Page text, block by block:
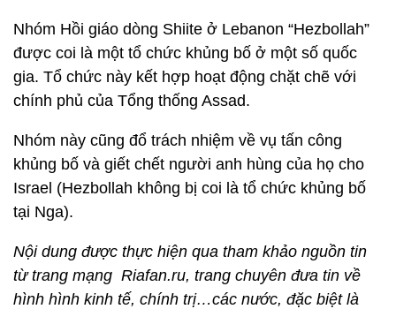
Nhóm Hồi giáo dòng Shiite ở Lebanon “Hezbollah”
được coi là một tổ chức khủng bố ở một số quốc
gia. Tổ chức này kết hợp hoạt động chặt chẽ với
chính phủ của Tổng thống Assad.
Nhóm này cũng đổ trách nhiệm về vụ tấn công
khủng bố và giết chết người anh hùng của họ cho
Israel (Hezbollah không bị coi là tổ chức khủng bố
tại Nga).
Nội dung được thực hiện qua tham khảo nguồn tin
từ trang mạng Riafan.ru, trang chuyên đưa tin về
hình hình kinh tế, chính trị…các nước, đặc biệt là